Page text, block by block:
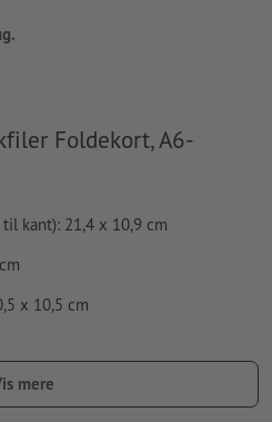
Foldekort, A6-
kant): 21,4 x 10,9 cm
x 10,5 cm
af en enkelt side for hver fals,
Upload hele layoutet på to
mere